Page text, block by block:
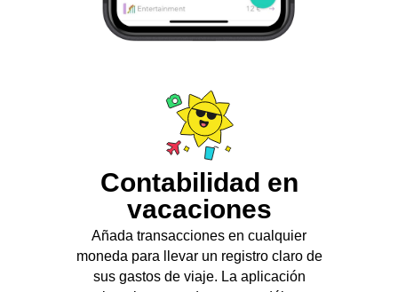
Añada transacciones en cualquier
moneda para llevar un registro claro de
sus gastos de viaje. La aplicación
Contabilidad en
vacaciones